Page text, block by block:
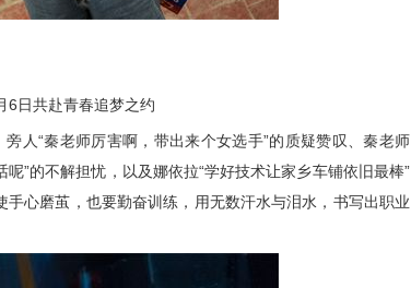
6日共赴青春追梦之约
旁人“秦老师厉害啊，带出来个女选手”的质疑赞叹、秦老师
呢”的不解担忧，以及娜依拉“学好技术让家乡车铺依旧最棒”
手心磨茧 ，也要勤奋训练， 用无数汗水与泪水 ，书写出职业